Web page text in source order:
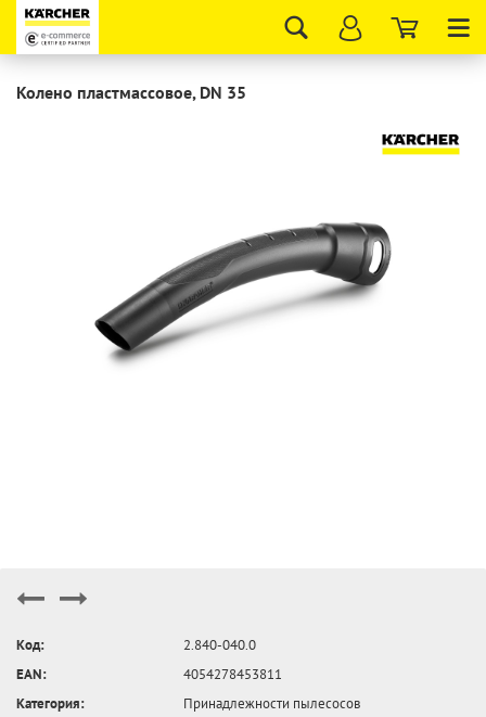
Колено пластмассовое, DN 35
Код:
2.840-040.0
EAN:
4054278453811
Категория:
Принадлежности пылесосов